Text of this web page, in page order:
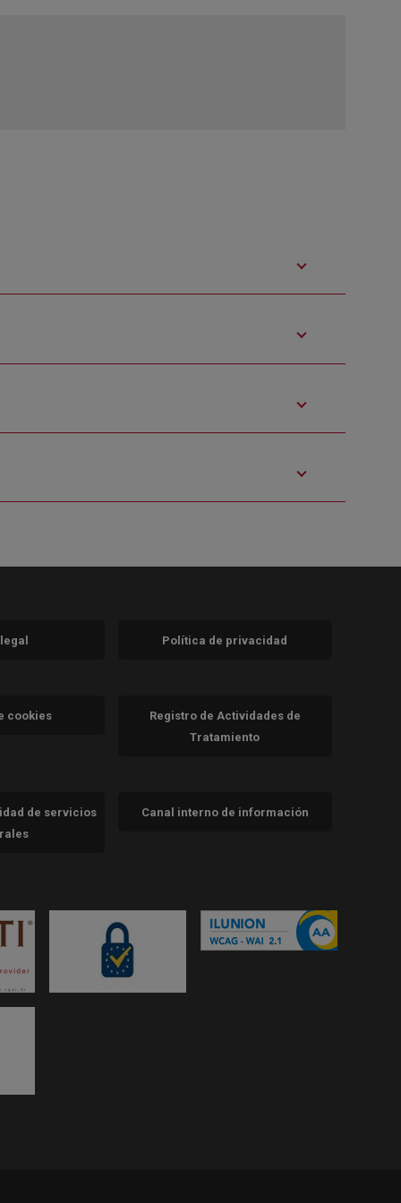
Política de privacidad
cookies
Registro de Actividades de
Tratamiento
de servicios
Canal interno de información